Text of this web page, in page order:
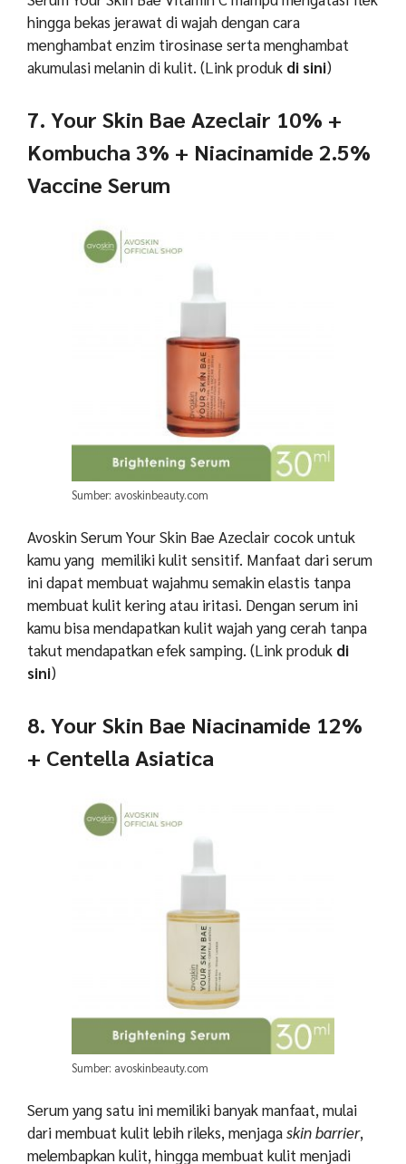
hingga bekas jerawat di wajah dengan cara
menghambat enzim tirosinase serta menghambat
akumulasi melanin di kulit. (Link produk di sini)
7. Your Skin Bae Azeclair 10% +
Kombucha 3% + Niacinamide 2.5%
Vaccine Serum
Sumber: avoskinbeauty.com
Avoskin Serum Your Skin Bae Azeclair cocok untuk
kamu yang memiliki kulit sensitif. Manfaat dari serum
ini dapat membuat wajahmu semakin elastis tanpa
membuat kulit kering atau iritasi. Dengan serum ini
kamu bisa mendapatkan kulit wajah yang cerah tanpa
takut mendapatkan efek samping. (Link produk di
sini)
8. Your Skin Bae Niacinamide 12%
+ Centella Asiatica
Sumber: avoskinbeauty.com
Serum yang satu ini memiliki banyak manfaat, mulai
dari membuat kulit lebih rileks, menjagaskin barrier,
melembapkan kulit, hingga membuat kulit menjadi